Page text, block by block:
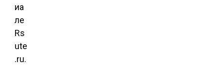
иа
ле
Rs
ute
.ru.